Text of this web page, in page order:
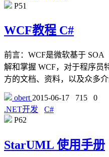
P51
WCF教程 C#
前言：WCF是微软基于 SOA
解和掌握 WCF，对于程序员
方的文档、资料，以及众多
obert 2015-06-17 715
0
.NET开发
C#
P62
StarUML 使用手册